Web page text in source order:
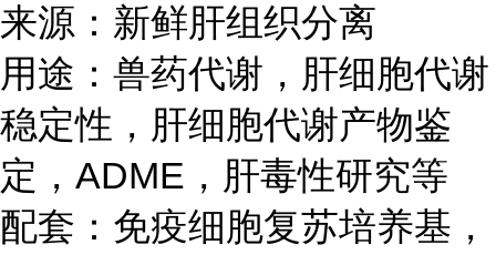
来源：新鲜肝组织分离
用途：兽药代谢，肝细胞代谢
稳定性，肝细胞代谢产物鉴
定，ADME，肝毒性研究等
配套：免疫细胞复苏培养基，